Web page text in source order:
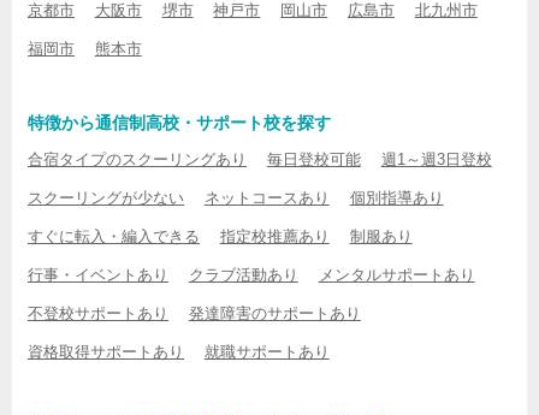
京都市 大阪市 堺市 神戸市 岡山市 広島市 北九州市
福岡市 熊本市
特徴から通信制高校・サポート校を探す
合宿タイプのスクーリングあり 毎日登校可能 週1～週3日登校
スクーリングが少ない ネットコースあり 個別指導あり
すぐに転入・編入できる 指定校推薦あり 制服あり
行事・イベントあり クラブ活動あり メンタルサポートあり
不登校サポートあり 発達障害のサポートあり
資格取得サポートあり 就職サポートあり